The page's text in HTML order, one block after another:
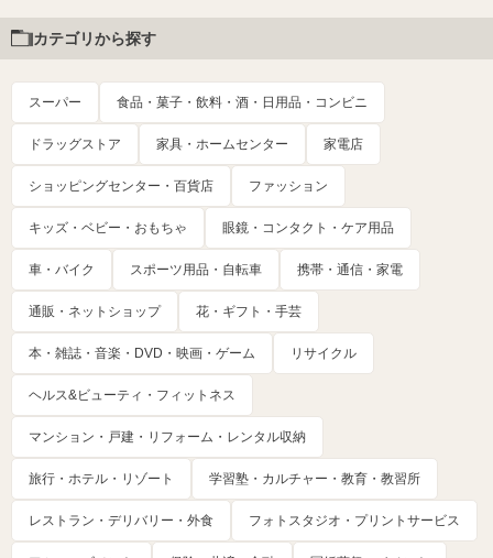
カテゴリから探す
スーパー 食品・菓子・飲料・酒・日用品・コンビニ
ドラッグストア 家具・ホームセンター 家電店
ショッピングセンター・百貨店 ファッション
キッズ・ベビー・おもちゃ 眼鏡・コンタクト・ケア用品
車・バイク スポーツ用品・自転車 携帯・通信・家電
通販・ネットショップ 花・ギフト・手芸
本・雑誌・音楽・DVD・映画・ゲーム リサイクル
ヘルス&ビューティ・フィットネス
マンション・戸建・リフォーム・レンタル収納
旅行・ホテル・リゾート 学習塾・カルチャー・教育・教習所
レストラン・デリバリー・外食 フォトスタジオ・プリントサービス